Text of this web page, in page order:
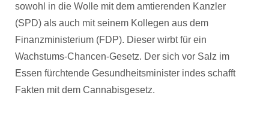
sowohl in die Wolle mit dem amtierenden Kanzler
(SPD) als auch mit seinem Kollegen aus dem
Finanzministerium (FDP). Dieser wirbt für ein
Wachstums-Chancen-Gesetz. Der sich vor Salz im
Essen fürchtende Gesundheitsminister indes schafft
Fakten mit dem Cannabisgesetz.